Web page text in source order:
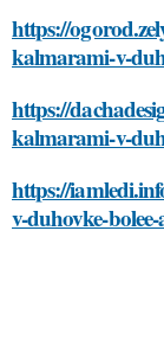
https://
kalmarami-v-
https://
kalmarami-v-
https://
v-duhovke-